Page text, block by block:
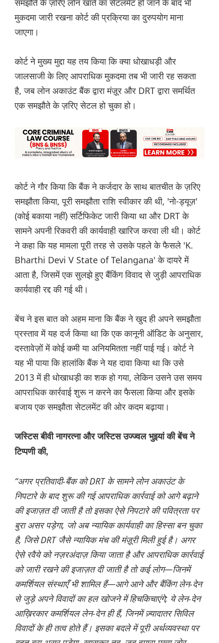
समझौते के ज़रिए लोन खाते का सेटलमेंट हो जाने के बाद भी
मुकदमा जारी रखना कोर्ट की प्रक्रिया का दुरुपयोग माना
जाएगा।
कोर्ट ने मुख्य मुद्दा यह तय किया कि क्या धोखाधड़ी और
जालसाजी के लिए आपराधिक मुकदमा तब भी जारी रह सकता
है, जब लोन अकाउंट बैंक द्वारा मंज़ूर और DRT द्वारा समर्थित
एक समझौते के ज़रिए सेटल हो चुका हो।
कोर्ट ने गौर किया कि बैंक ने कर्जदार के साथ बातचीत के ज़रिए
समझौता किया, पूरी समझौता राशि स्वीकार की थी, 'नो-ड्यूज़'
(कोई बकाया नहीं) सर्टिफिकेट जारी किया था और DRT के
सामने अपनी रिकवरी की कार्यवाही खारिज करवा ली थी। कोर्ट
ने कहा कि यह मामला पूरी तरह से उसके पहले के फैसले 'K.
Bharthi Devi V State of Telangana' के दायरे में
आता है, जिसमें एक सुलझे हुए बैंकिंग विवाद से जुड़ी आपराधिक
कार्यवाही रद्द की गई थी।
बेंच ने इस बात को अहम माना कि बैंक ने खुद ही अपने समझौता
प्रस्ताव में यह दर्ज किया था कि एक कानूनी ऑडिट के अनुसार,
दस्तावेज़ों में कोई कमी या अनियमितता नहीं पाई गई। कोर्ट ने
यह भी पाया कि हालांकि बैंक ने यह दावा किया था कि उसे
2013 में ही धोखाधड़ी का शक हो गया, लेकिन उसने उस समय
आपराधिक कार्रवाई शुरू न करने का फैसला किया और इसके
बजाय एक समझौता सेटलमेंट की ओर कदम बढ़ाया।
जस्टिस बीवी नागरत्ना और जस्टिस उज्ज्वल भुइयां की बेंच ने
टिप्पणी की,
“अगर प्रतिवादी-बैंक को DRT के सामने लोन अकाउंट के
निपटारे के बाद शुरू की गई आपराधिक कार्रवाई को आगे बढ़ाने
की इजाज़त दी जाती है तो इसका ऐसे निपटारे की पवित्रता पर
बुरा असर पड़ेगा, जो अब न्यायिक कार्यवाही का हिस्सा बन चुका
है, जिसे DRT जैसे न्यायिक मंच की मंज़ूरी मिली हुई है। अगर
ऐसे रवैये को नज़रअंदाज़ किया जाता है और आपराधिक कार्रवाई
को जारी रखने की इजाज़त दी जाती है तो कई लोग—जिनमें
कमर्शियल संस्थाएँ भी शामिल हैं—आगे आने और बैंकिंग लेन-देन
से जुड़े अपने विवादों का हल खोजने में हिचकिचाएंगे; ये लेन-देन
आख़िरकार कमर्शियल लेन-देन ही हैं, जिनमें ज़्यादातर सिविल
विवादों के ही तत्व होते हैं। इसका बदले में पूरी अर्थव्यवस्था पर